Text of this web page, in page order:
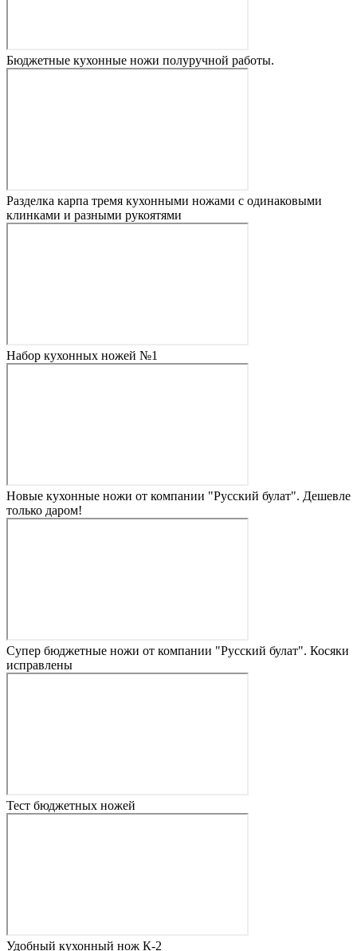
Бюджетные кухонные ножи полуручной работы.
Разделка карпа тремя кухонными ножами с одинаковыми
клинками и разными рукоятями
Набор кухонных ножей №1
Новые кухонные ножи от компании "Русский булат". Дешевле
только даром!
Супер бюджетные ножи от компании "Русский булат". Косяки
исправлены
Тест бюджетных ножей
Удобный кухонный нож К-2